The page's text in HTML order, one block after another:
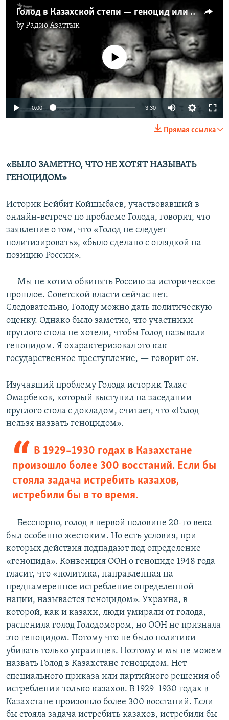
Голод в Казахской степи — геноцид или нет?
byРадио Азаттык
No media source currently available
0:00 3:30 Auto
Прямая ссылка
«БЫЛО ЗАМЕТНО, ЧТО НЕ ХОТЯТ НАЗЫВАТЬ
ГЕНОЦИДОМ»
Историк Бейбит Койшыбаев, участвовавший в
онлайн-встрече по проблеме Голода, говорит, что
заявление о том, что «Голод не следует
политизировать», «было сделано с оглядкой на
позицию России».
— Мы не хотим обвинять Россию за историческое
прошлое. Советской власти сейчас нет.
Следовательно, Голоду можно дать политическую
оценку. Однако было заметно, что участники
круглого стола не хотели, чтобы Голод называли
геноцидом. Я охарактеризовал это как
государственное преступление, — говорит он.
Изучавший проблему Голода историк Талас
Омарбеков, который выступил на заседании
круглого стола с докладом, считает, что «Голод
нельзя назвать геноцидом».
В 1929–1930 годах в Казахстане
произошло более 300 восстаний. Если бы
стояла задача истребить казахов,
истребили бы в то время.
— Бесспорно, голод в первой половине 20-го века
был особенно жестоким. Но есть условия, при
которых действия подпадают под определение
«геноцида». Конвенция ООН о геноциде 1948 года
гласит, что «политика, направленная на
преднамеренное истребление определенной
нации, называется геноцидом». Украина, в
которой, как и казахи, люди умирали от голода,
расценила голод Голодомором, но ООН не признала
это геноцидом. Потому что не было политики
убивать только украинцев. Поэтому и мы не можем
назвать Голод в Казахстане геноцидом. Нет
специального приказа или партийного решения об
истреблении только казахов. В 1929–1930 годах в
Казахстане произошло более 300 восстаний. Если
бы стояла задача истребить казахов, истребили бы